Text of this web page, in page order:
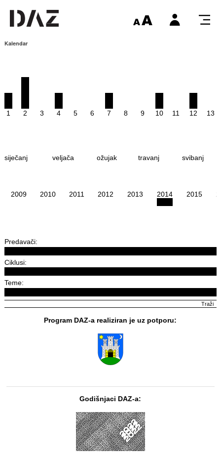
Kalendar
1 2 3 4 5 6 7 8 9 10 11 12 13
siječanj veljača ožujak travanj svibanj
2009 2010 2011 2012 2013 2014 2015
Predavači:
Ciklusi:
Teme:
Program DAZ-a realiziran je uz potporu:
Godišnjaci DAZ-a: